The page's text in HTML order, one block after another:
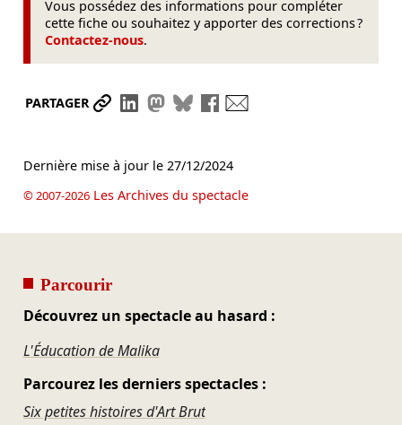
Vous possédez des informations pour compléter
cette fiche ou souhaitez y apporter des corrections ?
Contactez-nous.
PARTAGER Partager le lien
Partager sur LinkedIn
Partager sur Mastodon
Partager sur Bluesky
Partager sur Facebook
Dernière mise à jour le 27/12/2024
© 2007-2026Les Archives du spectacle
Parcourir
Découvrez un spectacle au hasard :
L'Éducation de Malika
Parcourez les derniers spectacles :
Six petites histoires d'Art Brut